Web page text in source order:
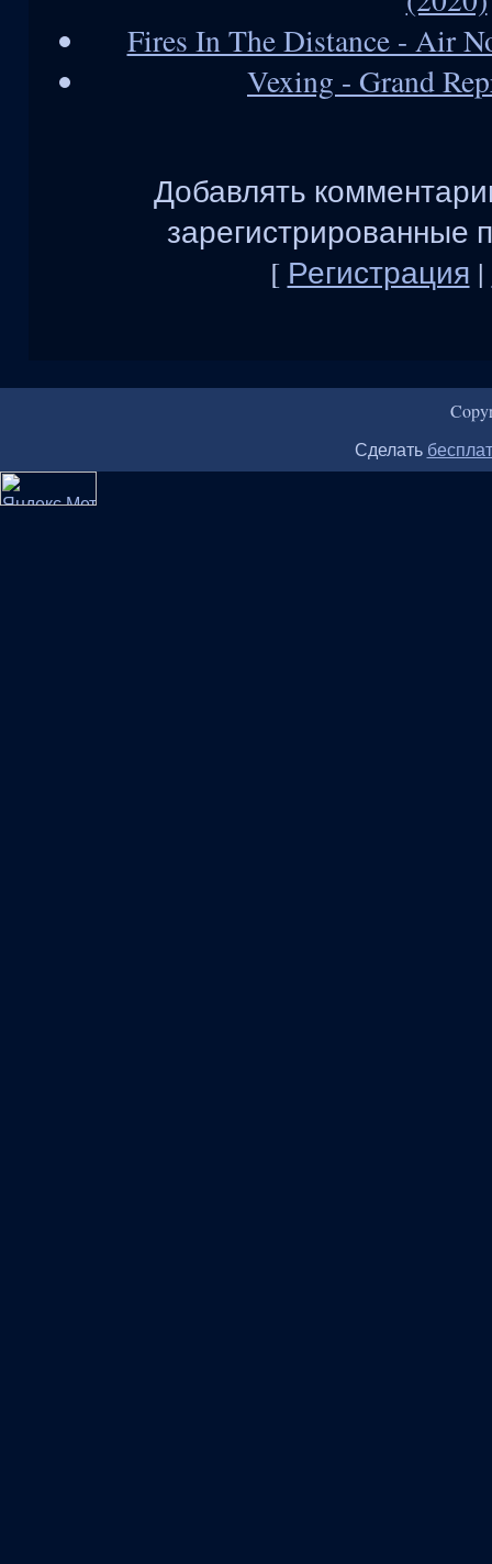
Fires In The Distance - Air
Vexing - Grand
Добавлять
зарегистрированные
[ Регистрация |
Сделать